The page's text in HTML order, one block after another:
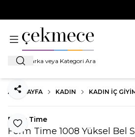
Ara
ANA SAYFA KADIN KADIN İÇ
Favoriye Ekle
Paylaş
Form Time
Form Time 1008 Yüksel Bel